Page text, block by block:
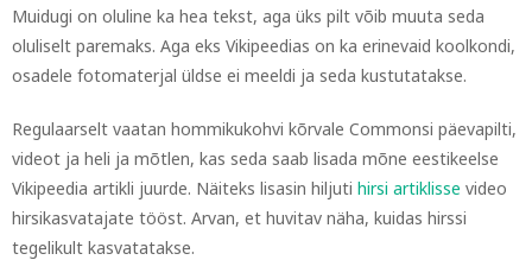
Muidugi on oluline ka hea tekst, aga üks pilt võib muuta seda
oluliselt paremaks. Aga eks Vikipeedias on ka erinevaid koolkondi,
osadele fotomaterjal üldse ei meeldi ja seda kustutatakse.
Regulaarselt vaatan hommikukohvi kõrvale Commonsi päevapilti,
videot ja heli ja mõtlen, kas seda saab lisada mõne eestikeelse
Vikipeedia artikli juurde. Näiteks lisasin hiljuti hirsi artiklisse video
hirsikasvatajate tööst. Arvan, et huvitav näha, kuidas hirssi
tegelikult kasvatatakse.